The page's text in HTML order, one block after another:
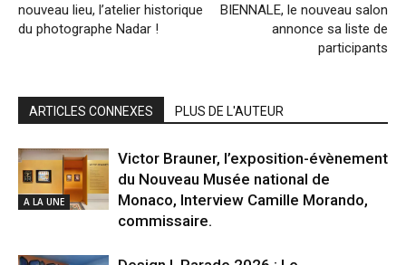
nouveau lieu, l’atelier historique
du photographe Nadar !
BIENNALE, le nouveau salon
annonce sa liste de
participants
ARTICLES CONNEXES PLUS DE L'AUTEUR
A LA UNE
Victor Brauner, l’exposition-évènement
du Nouveau Musée national de
Monaco, Interview Camille Morando,
commissaire.